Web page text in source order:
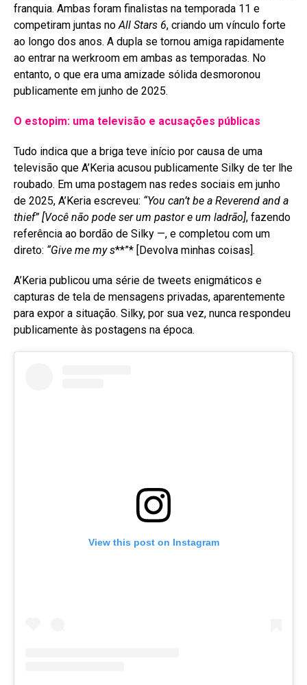
franquia. Ambas foram finalistas na temporada 11 e
competiram juntas noAll Stars 6, criando um vínculo forte
ao longo dos anos. A dupla se tornou amiga rapidamente
ao entrar na werkroom em ambas as temporadas. No
entanto, o que era uma amizade sólida desmoronou
publicamente em junho de 2025.
O estopim: uma televisão e acusações públicas
Tudo indica que a briga teve início por causa de uma
televisão que A’Keria acusou publicamente Silky de ter lhe
roubado. Em uma postagem nas redes sociais em junho
de 2025, A’Keria escreveu: “You can’t be a Reverend and a
thief”[Você não pode ser um pastor e um ladrão], fazendo
referência ao bordão de Silky —, e completou com um
direto: “Give me my s**”* [Devolva minhas coisas] .
A’Keria publicou uma série de tweets enigmáticos e
capturas de tela de mensagens privadas, aparentemente
para expor a situação. Silky, por sua vez, nunca respondeu
publicamente às postagens na época.
View this post on Instagram